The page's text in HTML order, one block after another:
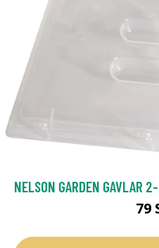
NELSON GARDEN GAVLAR
79